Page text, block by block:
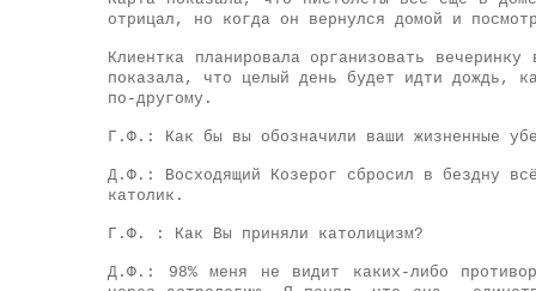
отрицал, но когда он вернулся домой и
Клиентка планировала организовать
показала, что целый день будет идти дождь,
по-другому.
Г.Ф.: Как бы вы обозначили ваши жизненные
Д.Ф.: Восходящий Козерог сбросил в бездну
католик.
Г.Ф. : Как Вы приняли католицизм?
Д.Ф.: 98% меня не видит каких-либо